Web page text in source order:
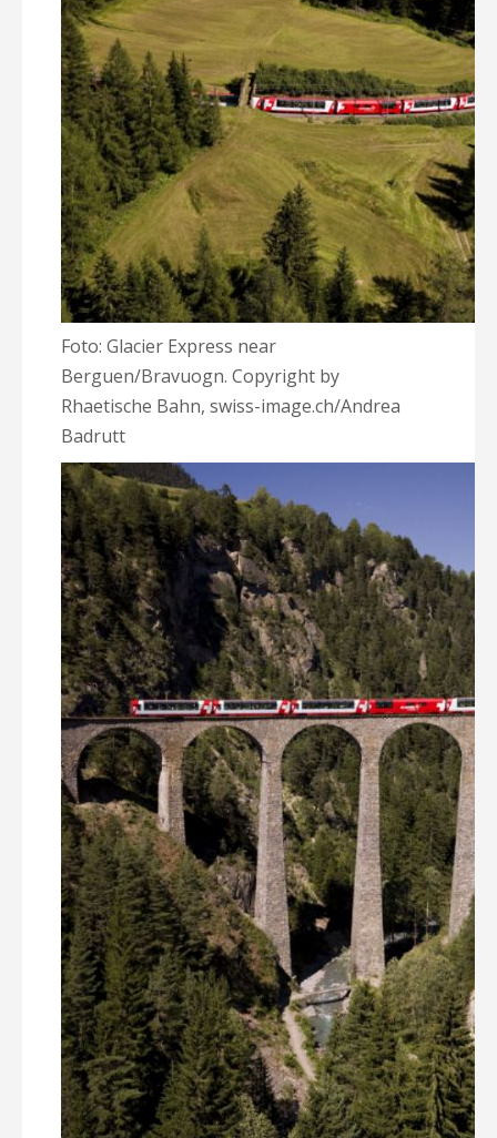
Foto: Glacier Express near
Berguen/Bravuogn. Copyright by
Rhaetische Bahn, swiss-image.ch/Andrea
Badrutt